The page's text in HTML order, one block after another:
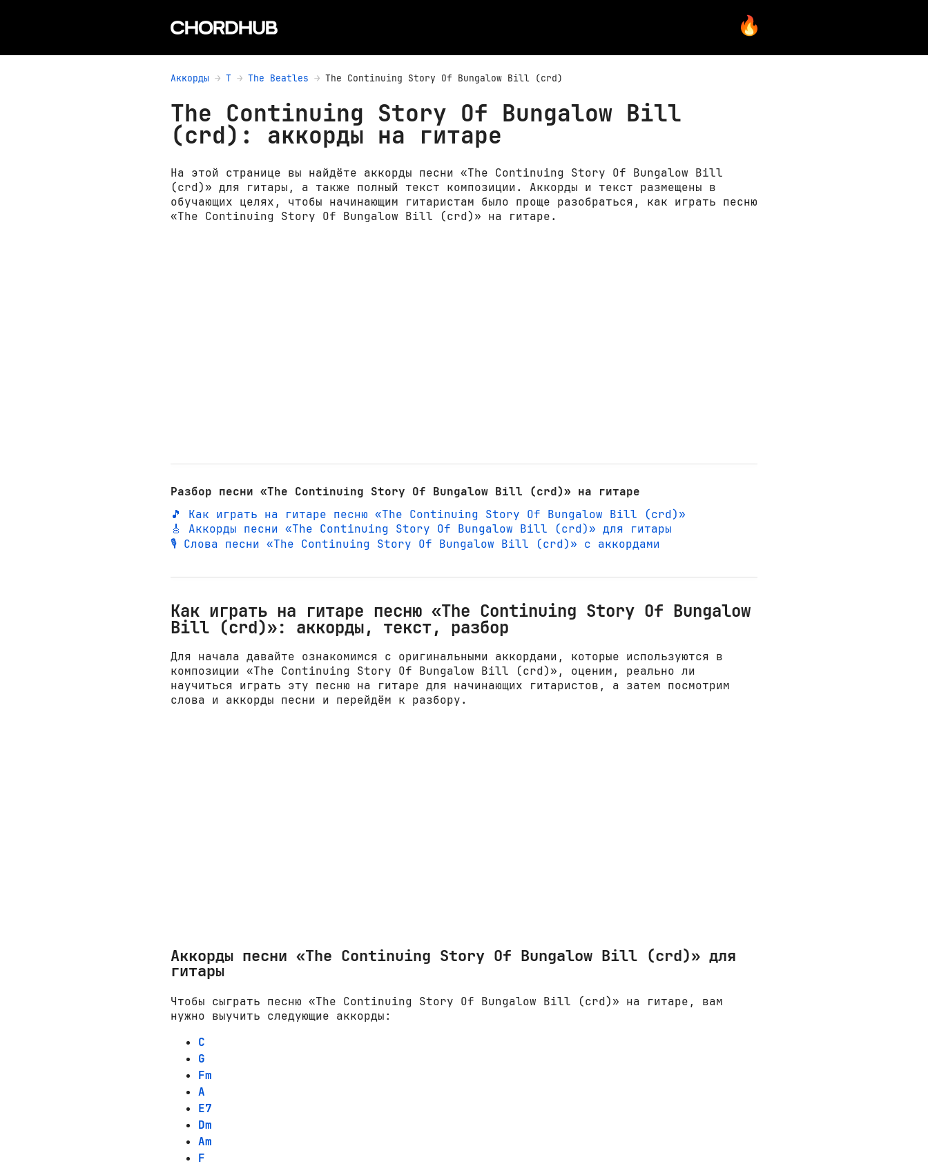
Аккорды T The Beatles The Continuing Story Of Bungalow Bill (crd)
The Continuing Story Of Bungalow Bill
(crd): аккорды на гитаре
На этой странице вы найдёте аккорды песни «The Continuing Story Of Bungalow Bill
(crd)» для гитары, а также полный текст композиции. Аккорды и текст размещены в
обучающих целях, чтобы начинающим гитаристам было проще разобраться, как играть песню
«The Continuing Story Of Bungalow Bill (crd)» на гитаре.
Разбор песни «The Continuing Story Of Bungalow Bill (crd)» на гитаре
🎵 Как играть на гитаре песню «The Continuing Story Of Bungalow Bill (crd)»
🎸 Аккорды песни «The Continuing Story Of Bungalow Bill (crd)» для гитары
🎙️ Слова песни «The Continuing Story Of Bungalow Bill (crd)» с аккордами
Как играть на гитаре песню «The Continuing Story Of Bungalow
Bill (crd)»: аккорды, текст, разбор
Для начала давайте ознакомимся с оригинальными аккордами, которые используются в
композиции «The Continuing Story Of Bungalow Bill (crd)», оценим, реально ли
научиться играть эту песню на гитаре для начинающих гитаристов, а затем посмотрим
слова и аккорды песни и перейдём к разбору.
Аккорды песни «The Continuing Story Of Bungalow Bill (crd)» для
гитары
Чтобы сыграть песню «The Continuing Story Of Bungalow Bill (crd)» на гитаре, вам
нужно выучить следующие аккорды:
C
G
Fm
A
E7
Dm
Am
F